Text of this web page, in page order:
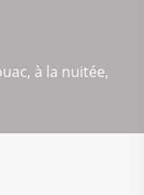
à la nuitée,